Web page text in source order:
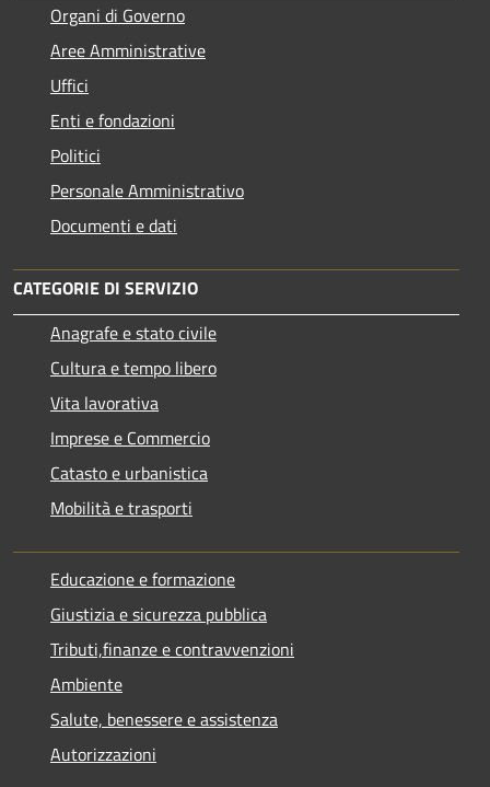
Organi di Governo
Aree Amministrative
Uffici
Enti e fondazioni
Politici
Personale Amministrativo
Documenti e dati
CATEGORIE DI SERVIZIO
Anagrafe e stato civile
Cultura e tempo libero
Vita lavorativa
Imprese e Commercio
Catasto e urbanistica
Mobilità e trasporti
Educazione e formazione
Giustizia e sicurezza pubblica
Tributi,finanze e contravvenzioni
Ambiente
Salute, benessere e assistenza
Autorizzazioni